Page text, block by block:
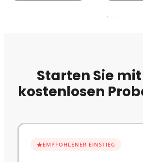
Starten Sie
kostenlosen
EMPFOHLENER EINSTIEG